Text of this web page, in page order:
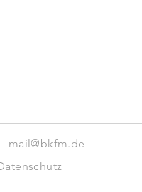
mail@bkfm.de